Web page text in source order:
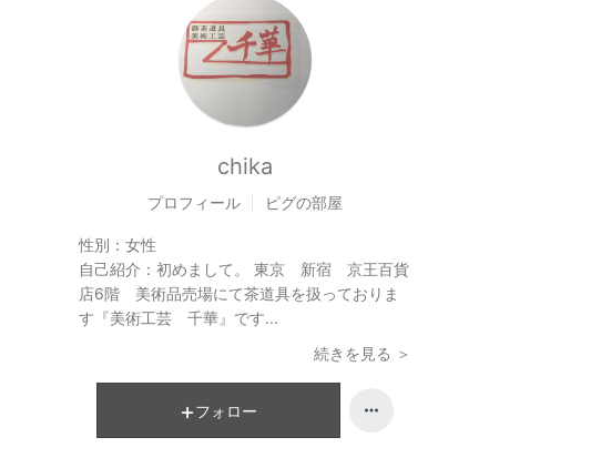
chika
プロフィール ピグの部屋
性別： 女性
自己紹介： 初めまして。 東京 新宿 京王百貨
店6階 美術品売場にて茶道具を扱っておりま
す『美術工芸 千華』です...
続きを見る ＞
フォロー